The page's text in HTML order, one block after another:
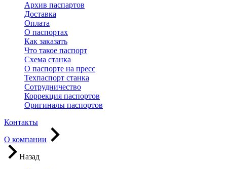
Архив паспартов
Доставка
Оплата
О паспортах
Как заказать
Что такое паспорт
Схема станка
О паспорте на пресс
Техпаспорт станка
Сотрудничество
Коррекция паспортов
Оригиналы паспортов
Контакты
О компании
Назад